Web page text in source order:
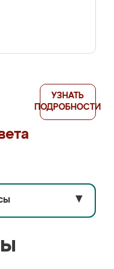
УЗНАТЬ
ПОДРОБНОСТИ
▼